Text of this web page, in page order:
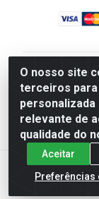
O nosso site
terceiros
relevante de
qualidade do
Aceitar
Preferências
Nova Boni
- Rua
Janeiro/RJ -